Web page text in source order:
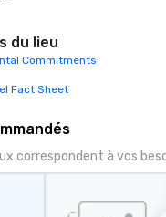
du lieu
Commitments
Fact Sheet
correspondent à vos